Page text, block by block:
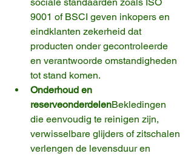
9001 of BSCI geven inkopers en
eindklanten zekerheid dat
producten onder gecontroleerde
en verantwoorde omstandigheden
tot stand komen.
Onderhoud en
reserveonderdelenBekledingen
die eenvoudig te reinigen zijn,
verwisselbare glijders of zitschalen
verlengen de levensduur en